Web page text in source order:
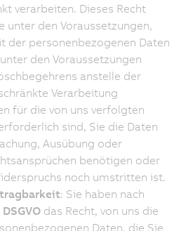
verarbeiten. Dieses Recht
unter den Voraussetzungen,
der personenbezogenen Daten
den Voraussetzungen
anstelle der
Verarbeitung
für die von uns verfolgten
sind, Sie die Daten
Ausübung oder
benötigen oder
noch umstritten ist.
: Sie haben nach
das Recht, von uns die
Daten, die Sie